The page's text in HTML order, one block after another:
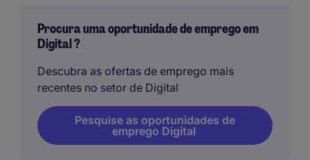
Procura uma oportunidade de emprego em
Digital ?
Descubra as ofertas de emprego mais
recentes no setor de Digital
Pesquise as oportunidades de
emprego Digital